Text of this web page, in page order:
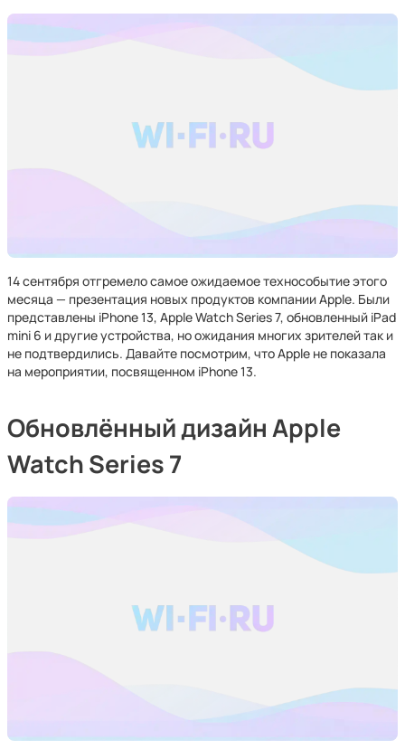
14 сентября отгремело самое ожидаемое технособытие этого
месяца — презентация новых продуктов компании Apple. Были
представлены iPhone 13, Apple Watch Series 7, обновленный iPad
mini 6 и другие устройства, но ожидания многих зрителей так и
не подтвердились. Давайте посмотрим, что Apple не показала
на мероприятии, посвященном iPhone 13.
Обновлённый дизайн Apple
Watch Series 7